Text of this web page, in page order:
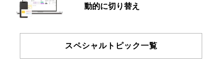
動的に切り替え
スペシャルトピック一覧